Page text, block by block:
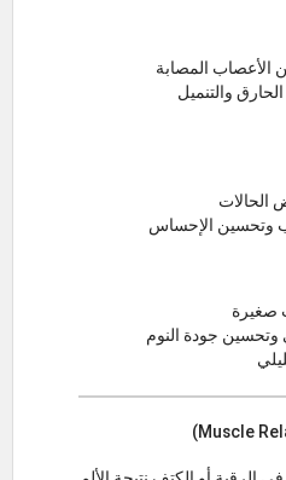
الأعصاب المصابة
والتنميل
وتحسين الإحساس
صغيرة
وتحسين جودة النوم